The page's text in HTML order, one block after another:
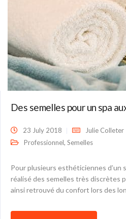
Des semelles pour un spa
23 July 2018
Julie Colleter
Professionnel, Semelles
Pour plusieurs esthéticiennes d’un
réalisé des semelles très discrètes
ainsi retrouvé du confort lors des